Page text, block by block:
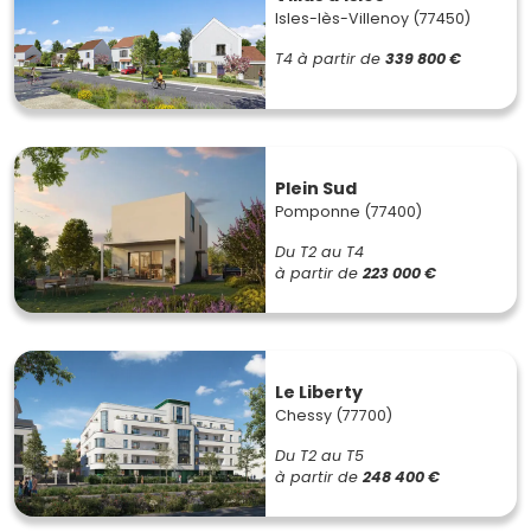
Isles-lès-Villenoy (77450)
T4 à partir de 339 800 €
Plein Sud
Pomponne (77400)
Du T2 au T4
à partir de 223 000 €
Le Liberty
Chessy (77700)
Du T2 au T5
à partir de 248 400 €